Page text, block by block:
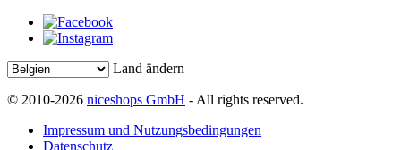
Land ändern
© 2010-2026 niceshops GmbH - All rights reserved.
Impressum und Nutzungsbedingungen
Datenschutz